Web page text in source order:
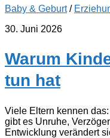
Baby & Geburt/
30. Juni 2026
Warum
tun hat
Viele Eltern kennen
gibt es Unruhe,
Entwicklung verändert